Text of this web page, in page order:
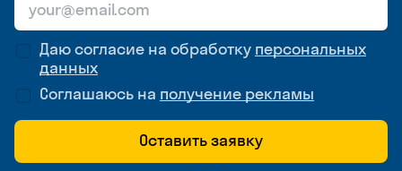
Даю согласие на обработку персональных
данных
Соглашаюсь на получение рекламы
Оставить заявку